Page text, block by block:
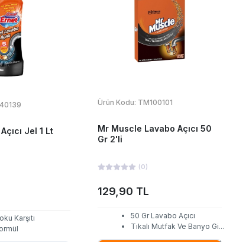
Jel 1 Lt
Karşıtı
Ürün Kodu: TM100101
Mr Muscle Lavabo Açıcı 50
Gr 2'li
(0)
129,90 TL
50 Gr Lavabo Açıcı
Tıkalı Mutfak Ve Banyo Gi...